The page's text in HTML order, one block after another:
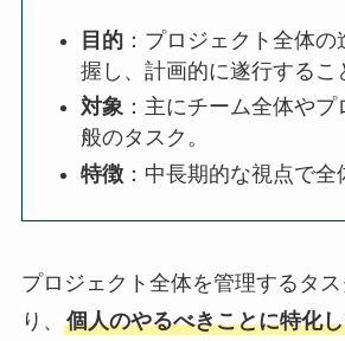
目的 ：プロジェクト全体
握し、計画的に遂行するこ
対象 ：主にチーム全体や
般のタスク。
特徴 ：中長期的な視点で全
プロジェクト全体を管理するタ
り、 個人のやるべきことに特化